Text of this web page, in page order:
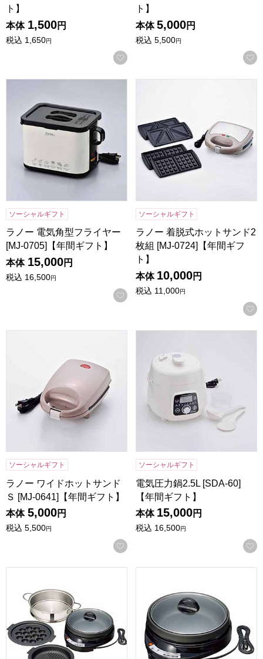
ト】
本体 1,500円
税込 1,650円
お気に入りに登録する
ト】
本体 5,000円
税込 5,500円
ソーシャルギフト
ラノー 電気角型フライヤー
[MJ-0705]【年間ギフト】
本体 15,000円
税込 16,500円
お気に入りに登録する
ソーシャルギフト
ラノー 着脱式ホットサンド2
枚組 [MJ-0724]【年間ギフ
ト】
本体 10,000円
税込 11,000円
ソーシャルギフト
ラノー ワイドホットサンド
Ｓ [MJ-0641]【年間ギフト】
本体 5,000円
税込 5,500円
お気に入りに登録する
ソーシャルギフト
電気圧力鍋2.5L [SDA-60]
【年間ギフト】
本体 15,000円
税込 16,500円